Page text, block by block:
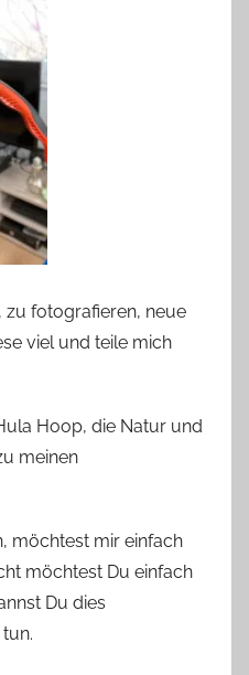
zu fotografieren, neue
viel und teile mich
Hoop, die Natur und
meinen
möchtest mir einfach
möchtest Du einfach
Du dies